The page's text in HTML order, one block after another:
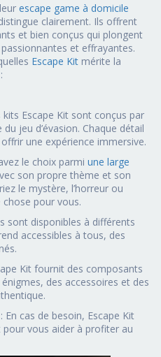
escape game à domicile
clairement. Ils offrent
et bien conçus qui plongent
et effrayantes.
Escape Kit mérite la
kits Escape Kit sont conçus par
jeu d’évasion. Chaque détail
une expérience immersive.
le choix parmi une large
son propre thème et son
le mystère, l’horreur ou
chose pour vous.
sont disponibles à différents
accessibles à tous, des
Kit fournit des composants
des accessoires et des
: En cas de besoin, Escape Kit
vous aider à profiter au